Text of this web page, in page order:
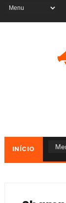
INÍCIO